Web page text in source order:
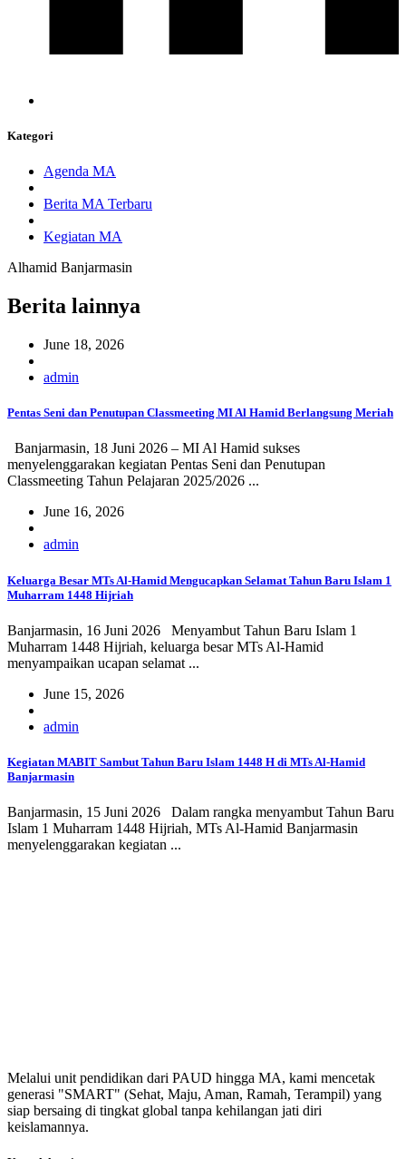
Kategori
Agenda MA
Berita MA Terbaru
Kegiatan MA
Alhamid Banjarmasin
Berita lainnya
June 18, 2026
admin
Pentas Seni dan Penutupan Classmeeting MI Al Hamid Berlangsung Meriah
Banjarmasin, 18 Juni 2026 – MI Al Hamid sukses
menyelenggarakan kegiatan Pentas Seni dan Penutupan
Classmeeting Tahun Pelajaran 2025/2026 ...
June 16, 2026
admin
Keluarga Besar MTs Al-Hamid Mengucapkan Selamat Tahun Baru Islam 1
Muharram 1448 Hijriah
Banjarmasin, 16 Juni 2026 Menyambut Tahun Baru Islam 1
Muharram 1448 Hijriah, keluarga besar MTs Al-Hamid
menyampaikan ucapan selamat ...
June 15, 2026
admin
Kegiatan MABIT Sambut Tahun Baru Islam 1448 H di MTs Al-Hamid
Banjarmasin
Banjarmasin, 15 Juni 2026 Dalam rangka menyambut Tahun Baru
Islam 1 Muharram 1448 Hijriah, MTs Al-Hamid Banjarmasin
menyelenggarakan kegiatan ...
Melalui unit pendidikan dari PAUD hingga MA, kami mencetak
generasi "SMART" (Sehat, Maju, Aman, Ramah, Terampil) yang
siap bersaing di tingkat global tanpa kehilangan jati diri
keislamannya.